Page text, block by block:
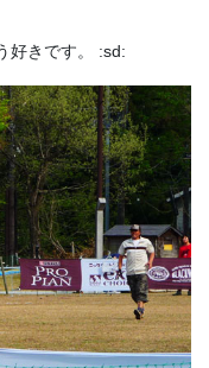
好きです。 :sd: